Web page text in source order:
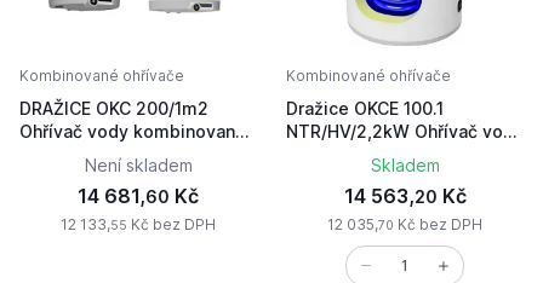
Kombinované ohřívače
DRAŽICE OKC 200/1m2
Ohřívač vody kombinovaný
svislý 1107209101
Není skladem
14 681,60 Kč
12 133,55 Kč bez DPH
Kombinované ohřívače
Dražice OKCE 100.1
NTR/HV/2,2kW Ohřívač vody
kombinovaný stacionární
1108707117
Skladem
14 563,20 Kč
12 035,70 Kč bez DPH